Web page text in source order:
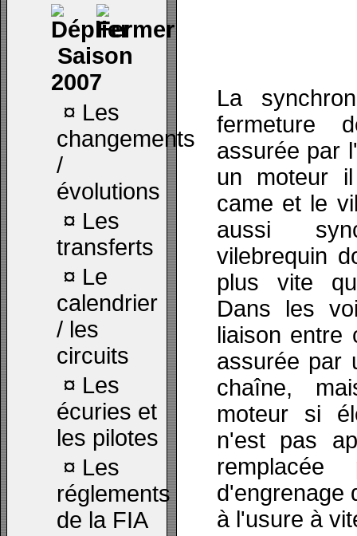
Saison
2007
¤ Les
changements
/
évolutions
¤ Les
transferts
¤ Le
calendrier
/ les
circuits
¤ Les
écuries et
les pilotes
¤ Les
réglements
de la FIA
La
fermeture
assurée par
un moteur
came et le
aussi
vilebrequin
plus vite
Dans les
liaison entre
assurée par
chaîne,
moteur si
n'est pas
d'engrenage
à l'usure à